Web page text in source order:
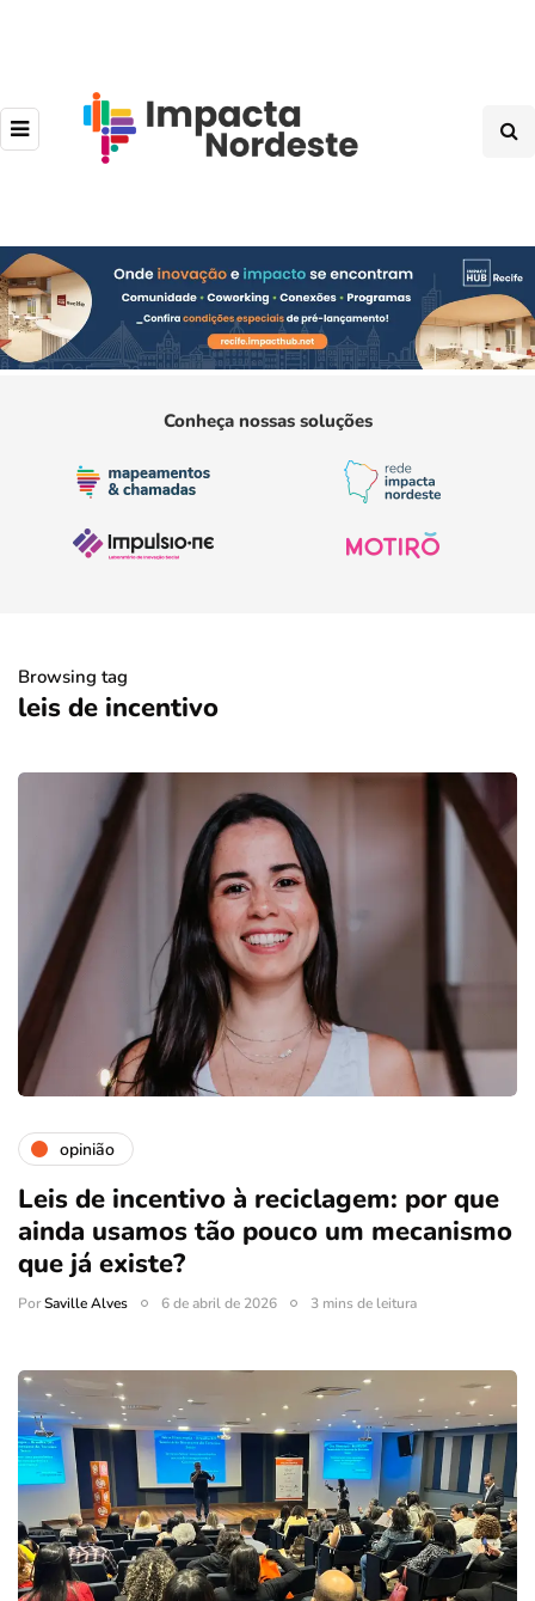
Conheça nossas soluções
Browsing tag
leis de incentivo
opinião
Leis de incentivo à reciclagem: por que
ainda usamos tão pouco um mecanismo
que já existe?
PorSaville Alves 6 de abril de 2026 3 mins de leitura